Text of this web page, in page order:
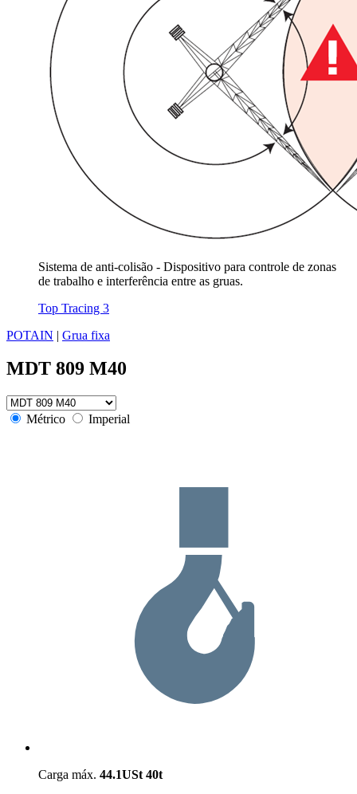
Sistema de anti-colisão - Dispositivo para controle de zonas
de trabalho e interferência entre as gruas.
Top Tracing 3
POTAIN | Grua fixa
MDT 809 M40
Métrico Imperial
Carga máx. 44.1USt 40t